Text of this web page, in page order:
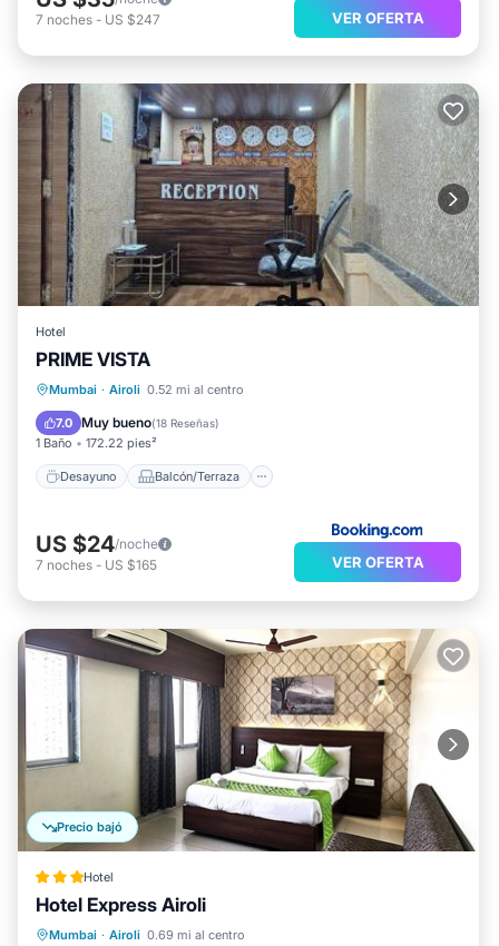
7 noches - US $247 VER OFERTA
Hotel
PRIME VISTA
Mumbai · Airoli 0.52 mi al centro
7.0 Muy bueno(18 Reseñas)
1 Baño 172.22 pies²
Desayuno Balcón/Terraza
Desayuno
Balcón/Terraza
Aire acondicionado
US $24/noche
7 noches - US $165 VER OFERTA
Precio bajó
Hotel
Hotel Express Airoli
Mumbai · Airoli 0.69 mi al centro
Aparcamiento
Internet
Apto para niños